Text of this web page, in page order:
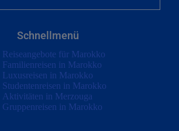
Schnellmenü
Reiseangebote für Marokko
Familienreisen in Marokko
Luxusreisen in Marokko
Studentenreisen in Marokko
Aktivitäten in Merzouga
Gruppenreisen in Marokko